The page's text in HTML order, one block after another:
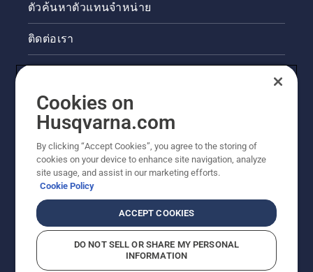
ตัวค้นหาตัวแทนจำหน่าย
ติดต่อเรา
ข้อมูลผลิตภัณฑ์ทางกฎหมาย
Cookies on
Husqvarna.com
By clicking “Accept Cookies”, you agree to the storing of
cookies on your device to enhance site navigation, analyze
site usage, and assist in our marketing efforts.
Cookie Policy
ACCEPT COOKIES
DO NOT SELL OR SHARE MY PERSONAL
INFORMATION